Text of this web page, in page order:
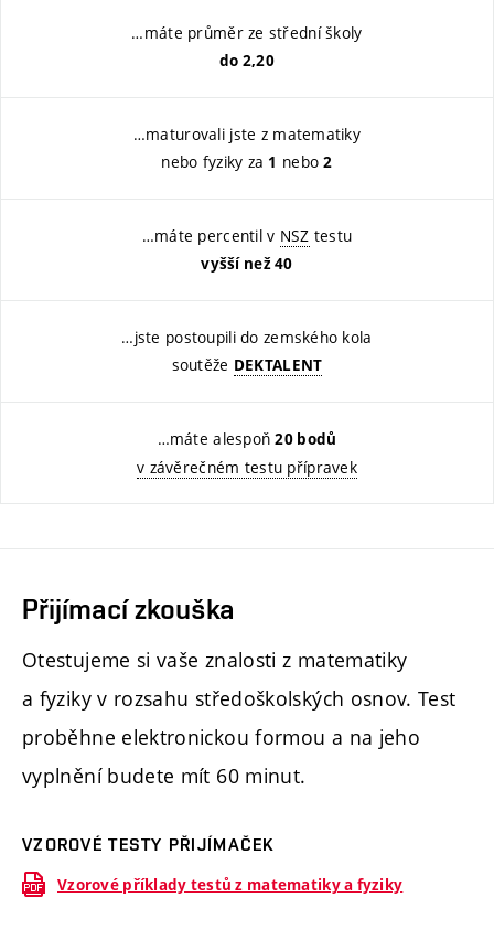
…máte průměr ze střední školy
do 2,20
…maturovali jste z matematiky
nebo fyziky za 1 nebo2
…máte percentil v NSZ testu
vyšší než 40
…jste postoupili do zemského kola
soutěže DEKTALENT
…máte alespoň20 bodů
v závěrečném testu přípravek
Přijímací zkouška
Otestujeme si vaše znalosti z matematiky
a fyziky v rozsahu středoškolských osnov. Test
proběhne elektronickou formou a na jeho
vyplnění budete mít 60 minut.
VZOROVÉ TESTY PŘIJÍMAČEK
Vzorové příklady testů z matematiky a fyziky